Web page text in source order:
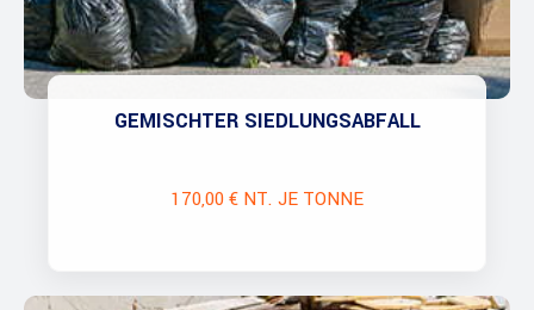
GEMISCHTER SIEDLUNGSABFALL
170,00 € NT. JE TONNE